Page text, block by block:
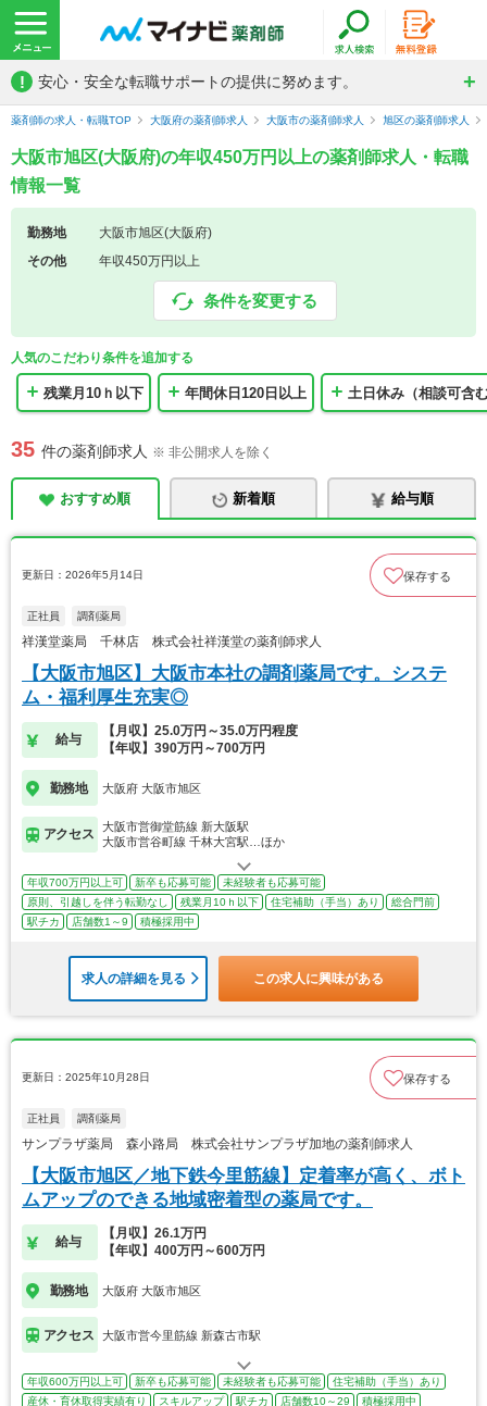
! 安心・安全な転職サポートの提供に努めます。
薬剤師の求人・転職TOP 大阪府の薬剤師求人 大阪市の薬剤師求人 旭区の薬剤師求人
大阪市旭区(大阪府)の年収450万円以上の薬剤師求人・転職
情報一覧
勤務地
大阪市旭区(大阪府)
その他
年収450万円以上
条件を変更する
人気のこだわり条件を追加する
残業月10ｈ以下 年間休日120日以上 土日休み（相談可含
35 件の薬剤師求人 ※ 非公開求人を除く
おすすめ順 新着順 給与順
更新日：2026年5月14日 保存する
正社員 調剤薬局
祥漢堂薬局 千林店 株式会社祥漢堂の薬剤師求人
【大阪市旭区】大阪市本社の調剤薬局です。システ
ム・福利厚生充実◎
給与
【月収】25.0万円～35.0万円程度
【年収】390万円～700万円
勤務地 大阪府 大阪市旭区
アクセス
大阪市営御堂筋線 新大阪駅
大阪市営谷町線 千林大宮駅…ほか
年収700万円以上可 新卒も応募可能
未経験者も応募可能
原則、引越しを伴う転勤なし
残業月10ｈ以下 住宅補助（手当）あり
総合門前
駅チカ
店舗数1～9 積極採用中
求人の詳細を見る この求人に興味がある
更新日：2025年10月28日 保存する
正社員 調剤薬局
サンプラザ薬局 森小路局 株式会社サンプラザ加地の薬剤師求人
【大阪市旭区／地下鉄今里筋線】定着率が高く、ボト
ムアップのできる地域密着型の薬局です。
給与
【月収】26.1万円
【年収】400万円～600万円
勤務地 大阪府 大阪市旭区
アクセス 大阪市営今里筋線 新森古市駅
年収600万円以上可 新卒も応募可能 未経験者も応募可能
住宅補助（手当）あり
産休・育休取得実績有り
スキルアップ 駅チカ 店舗数10～29 積極採用中